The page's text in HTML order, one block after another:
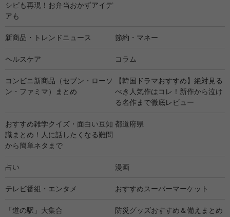
シピも再現！お弁当おかずアイデ
アも
新商品・トレンドニュース 節約・マネー
ヘルスケア コラム
コンビニ新商品（セブン・ローソ
ン・ファミマ）まとめ
【韓国ドラマおすすめ】絶対見る
べき人気作はコレ！新作から泣け
る名作まで徹底レビュー
おすすめ雑学クイズ・面白い豆知
識まとめ！人に話したくなる難問
から簡単ネタまで
都道府県
占い 漫画
テレビ番組・エンタメ おすすめスーパーマーケット
「道の駅」大集合
防災グッズおすすめ＆備えまとめ